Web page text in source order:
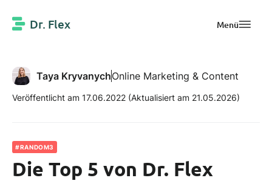
Dr. Flex Menü
Taya KryvanychOnline Marketing & Content
Veröffentlicht am 17.06.2022 (Aktualisiert am 21.05.2026)
#RANDOM3
Die Top 5 von Dr. Flex